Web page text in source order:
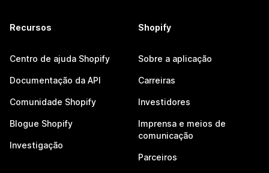
Recursos
Centro de ajuda Shopify
Documentação da API
Comunidade Shopify
Blogue Shopify
Investigação
Shopify
Sobre a aplicação
Carreiras
Investidores
Imprensa e meios de
comunicação
Parceiros